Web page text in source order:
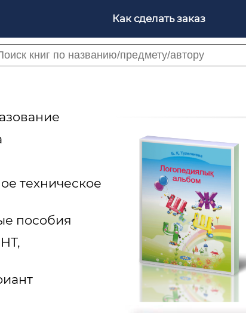
Как сделать заказ
техническое
пособия